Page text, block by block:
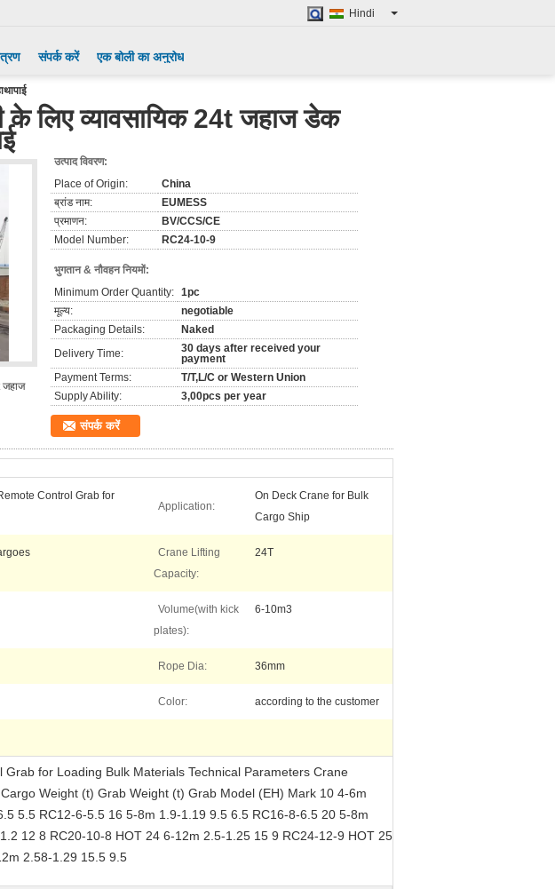
Hindi
संपर्क करें एक बोली का अनुरोध
के लिए व्यावसायिक 24t जहाज डेक
जहाज
उत्पाद विवरण:
Place of Origin:
China
ब्रांड नाम:
EUMESS
प्रमाणन:
BV/CCS/CE
Model Number:
RC24-10-9
भुगतान & नौवहन नियमों:
Minimum Order Quantity: 1pc
मूल्य:
negotiable
Packaging Details:
Naked
Delivery Time:
30 days after received your
payment
Payment Terms:
T/T,L/C or Western Union
Supply Ability:
3,00pcs per year
संपर्क करें
Control Grab for
Application:
On Deck Crane for Bulk
Cargo Ship
Crane Lifting
Capacity:
24T
Volume(with kick
plates):
6-10m3
Rope Dia: 36mm
Color: according to the customer
for Loading Bulk Materials Technical Parameters Crane
Weight (t) Grab Weight (t) Grab Model (EH) Mark 10 4-6m
5.5 RC12-6-5.5 16 5-8m 1.9-1.19 9.5 6.5 RC16-8-6.5 20 5-8m
12 8 RC20-10-8 HOT 24 6-12m 2.5-1.25 15 9 RC24-12-9 HOT 25
2.58-1.29 15.5 9.5